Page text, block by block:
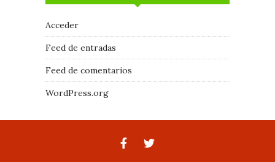
Acceder
Feed de entradas
Feed de comentarios
WordPress.org